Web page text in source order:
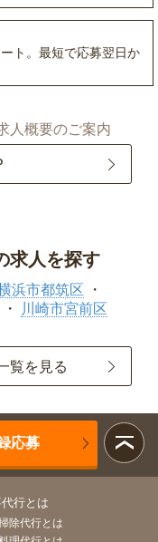
ト。最短で応募翌日か
人概要のご案内
求人を探す
浜市都筑区
川崎市宮前区
覧を見る
応募
行とは
除代行とは